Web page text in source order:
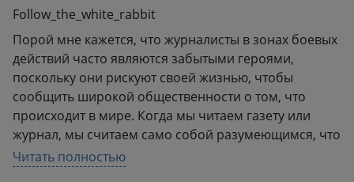
Follow_the_white_rabbit
Порой мне кажется, что журналисты в зонах боевых
действий часто являются забытыми героями,
поскольку они рискуют своей жизнью, чтобы
сообщить широкой общественности о том, что
происходит в мире. Когда мы читаем газету или
журнал, мы считаем само собой разумеющимся, что
есть визуальные эффекты, сопровождающие
последнюю новость, но мы обычно не
Читать полностью